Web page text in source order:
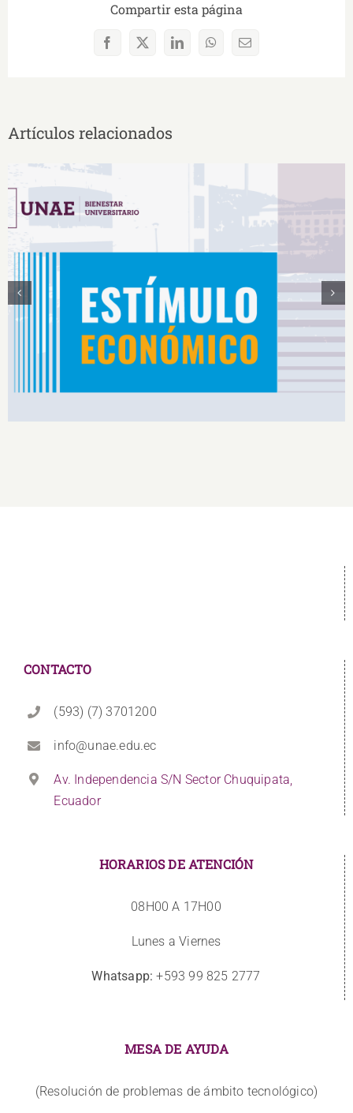
Compartir esta página
Facebook
X LinkedInWhatsAppCorreo
Artículos relacionados
Estímulos Económicos para Deportistas de Alto
Rendimiento IS2026
CONTACTO
(593) (7) 3701200
info@unae.edu.ec
Av. Independencia S/N Sector Chuquipata,
Ecuador
HORARIOS DE ATENCIÓN
08H00 A 17H00
Lunes a Viernes
Whatsapp: +593 99 825 2777
MESA DE AYUDA
(Resolución de problemas de ámbito tecnológico)